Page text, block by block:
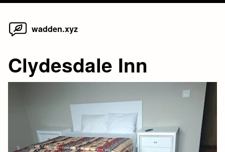
Skip
wadden.xyz
Clydesdale Inn